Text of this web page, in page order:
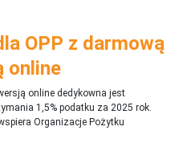
OPP z darmową
online
online dedykowna jest
1,5% podatku za 2025 rok.
Organizacje Pożytku